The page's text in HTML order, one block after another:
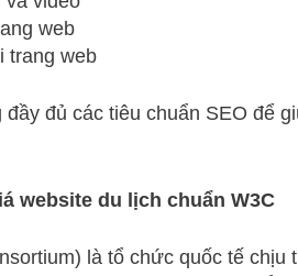
web
trang web
đủ các tiêu chuẩn SEO để
website du lịch chuẩn W3C
là tổ chức quốc tế chịu